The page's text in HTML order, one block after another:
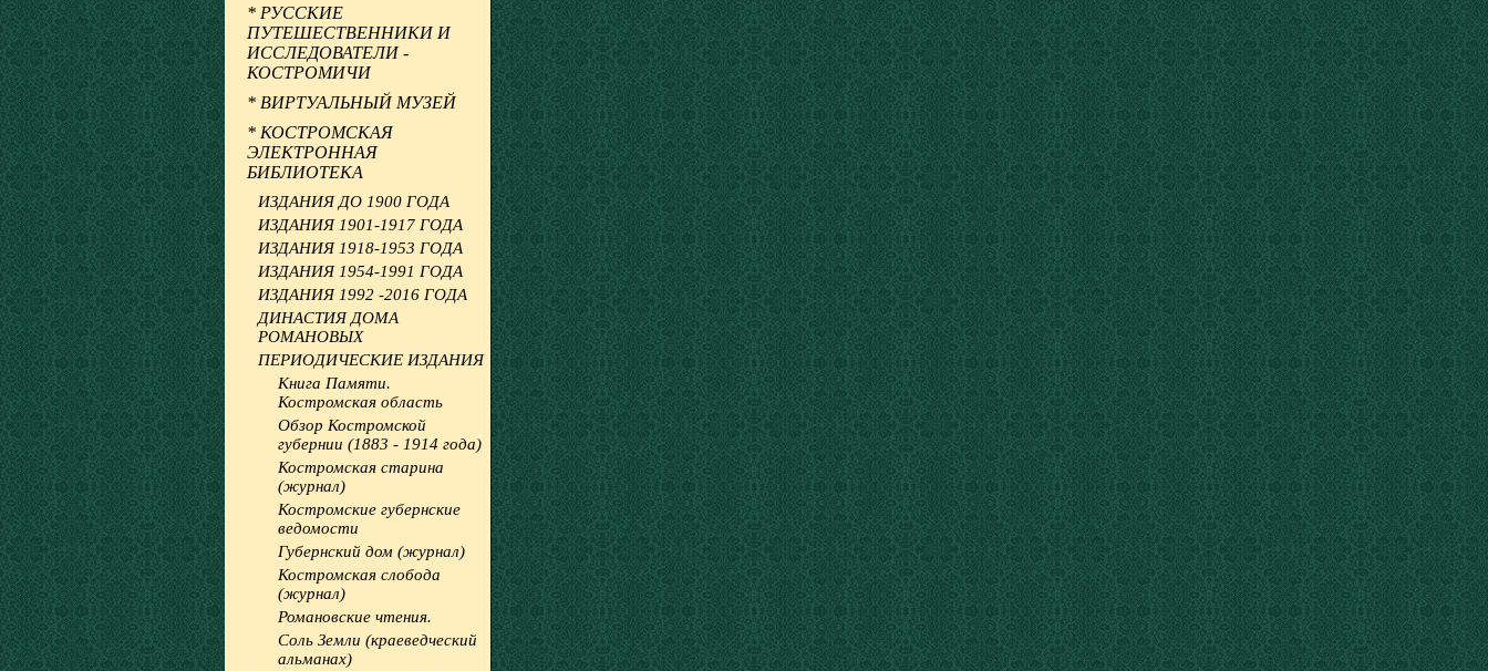
* РУССКИЕ
ПУТЕШЕСТВЕННИКИ И
ИССЛЕДОВАТЕЛИ -
КОСТРОМИЧИ
* ВИРТУАЛЬНЫЙ МУЗЕЙ
* КОСТРОМСКАЯ
ЭЛЕКТРОННАЯ
БИБЛИОТЕКА
ИЗДАНИЯ ДО 1900 ГОДА
ИЗДАНИЯ 1901-1917 ГОДА
ИЗДАНИЯ 1918-1953 ГОДА
ИЗДАНИЯ 1954-1991 ГОДА
ИЗДАНИЯ 1992 -2016 ГОДА
ДИНАСТИЯ ДОМА
РОМАНОВЫХ
ПЕРИОДИЧЕСКИЕ ИЗДАНИЯ
Книга Памяти.
Костромская область
Обзор Костромской
губернии (1883 - 1914 года)
Костромская старина
(журнал)
Костромские губернские
ведомости
Губернский дом (журнал)
Костромская слобода
(журнал)
Романовские чтения.
Соль Земли (краеведческий
альманах)